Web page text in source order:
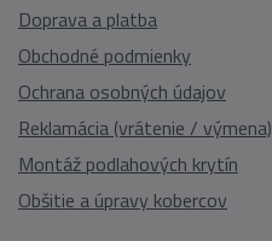
Doprava a platba
Obchodné podmienky
Ochrana osobných údajov
Reklamácia (vrátenie / výmena)
Montáž podlahových krytín
Obšitie a úpravy kobercov